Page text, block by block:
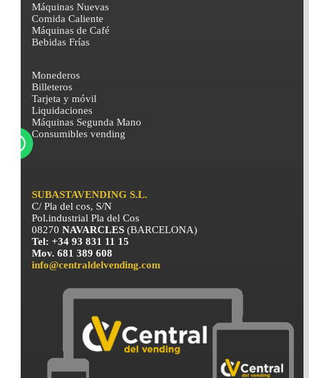
Máquinas Nuevas
Comida Caliente
Máquinas de Café
Bebidas Frías
Monederos
Billeteros
Tarjeta y móvil
Liquidaciones
Máquinas Segunda Mano
Consumibles vending
SUBASTAVENDING S.L.
C/ Pla del cos, S/N
Pol.industrial Pla del Cos
08270NAVARCLES(BARCELONA)
Tel: +34 93 831 11 15
Mov. 681 389 608
info@centraldelvending.com